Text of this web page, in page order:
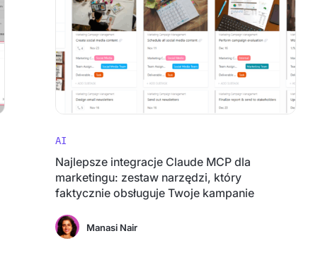
AI
Najlepsze integracje Claude MCP dla
marketingu: zestaw narzędzi, który
faktycznie obsługuje Twoje kampanie
Manasi Nair